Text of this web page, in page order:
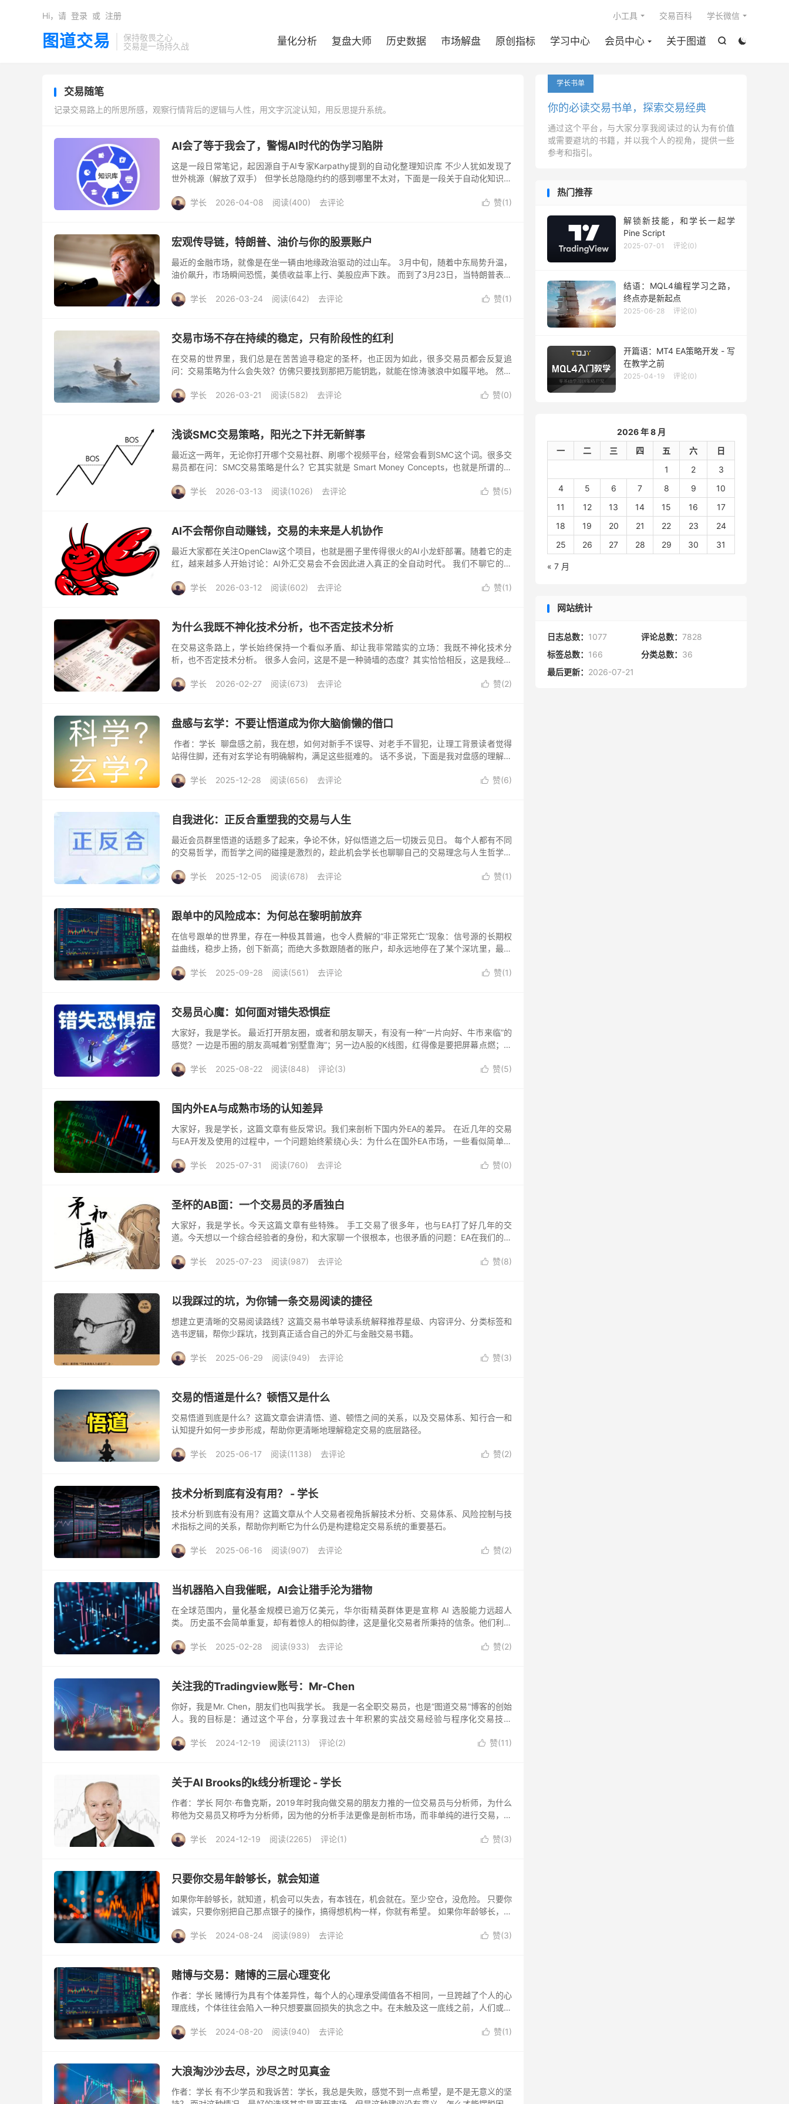
图道交易
保持敬畏之心
交易是一场持久战


量化分析 复盘大师 历史数据 市场解盘 原创指标 学习中心 会员中心 关于图道
小工具 交易百科 学长微信
Hi，请 登录 或 注册
交易随笔
记录交易路上的所思所感，观察行情背后的逻辑与人性，用文字沉淀认知，用反思提升系统。
AI会了等于我会了，警惕AI时代的伪学习陷阱
这是一段日常笔记，起因源自于AI专家Karpathy提到的自动化整理知识库 不少人犹如发现了
世外桃源（解放了双手） 但学长总隐隐约约的感到哪里不太对，下面是一段关于自动化知识库
 赞(1)
学长 2026-04-08 阅读(400) 去评论
宏观传导链，特朗普、油价与你的股票账户
最近的金融市场，就像是在坐一辆由地缘政治驱动的过山车。 3月中旬，随着中东局势升温，
油价飙升，市场瞬间恐慌，美债收益率上行、美股应声下跌。 而到了3月23日，当特朗普表示
 赞(1)
学长 2026-03-24 阅读(642) 去评论
交易市场不存在持续的稳定，只有阶段性的红利
在交易的世界里，我们总是在苦苦追寻稳定的圣杯，也正因为如此，很多交易员都会反复追
问：交易策略为什么会失效？仿佛只要找到那把万能钥匙，就能在惊涛骇浪中如履平地。 然而
 赞(0)
学长 2026-03-21 阅读(582) 去评论
浅谈SMC交易策略，阳光之下并无新鲜事
最近这一两年，无论你打开哪个交易社群、刷哪个视频平台，经常会看到SMC这个词。很多交
易员都在问：SMC交易策略是什么？它其实就是 Smart Money Concepts，也就是所谓的聪
 赞(5)
学长 2026-03-13 阅读(1026) 去评论
AI不会帮你自动赚钱，交易的未来是人机协作
最近大家都在关注OpenClaw这个项目，也就是圈子里传得很火的AI小龙虾部署。随着它的走
红，越来越多人开始讨论：AI外汇交易会不会因此进入真正的全自动时代。 我们不聊它的起
 赞(1)
学长 2026-03-12 阅读(602) 去评论
为什么我既不神化技术分析，也不否定技术分析
在交易这条路上，学长始终保持一个看似矛盾、却让我非常踏实的立场：我既不神化技术分
析，也不否定技术分析。 很多人会问，这是不是一种骑墙的态度？其实恰恰相反，这是我经过
 赞(2)
学长 2026-02-27 阅读(673) 去评论
盘感与玄学：不要让悟道成为你大脑偷懒的借口
作者：学长 聊盘感之前，我在想，如何对新手不误导、对老手不冒犯，让理工背景读者觉得
站得住脚，还有对玄学论有明确解构，满足这些挺难的。 话不多说，下面是我对盘感的理解，
 赞(6)
学长 2025-12-28 阅读(656) 去评论
自我进化：正反合重塑我的交易与人生
最近会员群里悟道的话题多了起来，争论不休，好似悟道之后一切拨云见日。 每个人都有不同
的交易哲学，而哲学之间的碰撞是激烈的，趁此机会学长也聊聊自己的交易理念与人生哲学。
 赞(1)
学长 2025-12-05 阅读(678) 去评论
跟单中的风险成本：为何总在黎明前放弃
在信号跟单的世界里，存在一种极其普遍，也令人费解的“非正常死亡”现象：信号源的长期权
益曲线，稳步上扬，创下新高；而绝大多数跟随者的账户，却永远地停在了某个深坑里，最终
 赞(1)
学长 2025-09-28 阅读(561) 去评论
交易员心魔：如何面对错失恐惧症
大家好，我是学长。 最近打开朋友圈，或者和朋友聊天，有没有一种“一片向好、牛市来临”的
感觉？一边是币圈的朋友高喊着“别墅靠海”；另一边A股的K线图，红得像是要把屏幕点燃；大
 赞(5)
学长 2025-08-22 阅读(848) 评论(3)
国内外EA与成熟市场的认知差异
大家好，我是学长，这篇文章有些反常识。我们来剖析下国内外EA的差异。 在近几年的交易
与EA开发及使用的过程中，一个问题始终萦绕心头：为什么在国外EA市场，一些看似简单的
 赞(0)
学长 2025-07-31 阅读(760) 去评论
圣杯的AB面：一个交易员的矛盾独白
大家好，我是学长。今天这篇文章有些特殊。 手工交易了很多年，也与EA打了好几年的交
道。今天想以一个综合经验者的身份，和大家聊一个很根本，也很矛盾的问题：EA在我们的交
 赞(8)
学长 2025-07-23 阅读(987) 去评论
以我踩过的坑，为你铺一条交易阅读的捷径
想建立更清晰的交易阅读路线？这篇交易书单导读系统解释推荐星级、内容评分、分类标签和
选书逻辑，帮你少踩坑，找到真正适合自己的外汇与金融交易书籍。
 赞(3)
学长 2025-06-29 阅读(949) 去评论
交易的悟道是什么？顿悟又是什么
交易悟道到底是什么？这篇文章会讲清悟、道、顿悟之间的关系，以及交易体系、知行合一和
认知提升如何一步步形成，帮助你更清晰地理解稳定交易的底层路径。
 赞(2)
学长 2025-06-17 阅读(1138) 去评论
技术分析到底有没有用？ - 学长
技术分析到底有没有用？这篇文章从个人交易者视角拆解技术分析、交易体系、风险控制与技
术指标之间的关系，帮助你判断它为什么仍是构建稳定交易系统的重要基石。
 赞(2)
学长 2025-06-16 阅读(907) 去评论
当机器陷入自我催眠，AI会让猎手沦为猎物
在全球范围内，量化基金规模已逾万亿美元，华尔街精英群体更是宣称 AI 选股能力远超人
类。 历史虽不会简单重复，却有着惊人的相似韵律，这是量化交易者所秉持的信条。他们利用
 赞(2)
学长 2025-02-28 阅读(933) 去评论
关注我的Tradingview账号：Mr-Chen
你好，我是Mr. Chen，朋友们也叫我学长。 我是一名全职交易员，也是“图道交易”博客的创始
人。我的目标是：通过这个平台，分享我过去十年积累的实战交易经验与程序化交易技术
 赞(11)
学长 2024-12-19 阅读(2113) 评论(2)
关于Al Brooks的k线分析理论 - 学长
作者：学长 阿尔·布鲁克斯，2019年时我向做交易的朋友力推的一位交易员与分析师，为什么
称他为交易员又称呼为分析师，因为他的分析手法更像是剖析市场，而非单纯的进行交易，甚
 赞(3)
学长 2024-12-19 阅读(2265) 评论(1)
只要你交易年龄够长，就会知道
如果你年龄够长，就知道，机会可以失去，有本钱在，机会就在。至少空仓，没危险。 只要你
诚实，只要你别把自己那点银子的操作，搞得想机构一样，你就有希望。 如果你年龄够长，你
 赞(3)
学长 2024-08-24 阅读(989) 去评论
赌博与交易：赌博的三层心理变化
作者：学长 赌博行为具有个体差异性，每个人的心理承受阈值各不相同，一旦跨越了个人的心
理底线，个体往往会陷入一种只想要赢回损失的执念之中。在未触及这一底线之前，人们或许
 赞(1)
学长 2024-08-20 阅读(940) 去评论
大浪淘沙沙去尽，沙尽之时见真金
作者：学长 有不少学员和我诉苦：学长，我总是失败，感觉不到一点希望，是不是无意义的坚
学长书单
你的必读交易书单，探索交易经典
通过这个平台，与大家分享我阅读过的认为有价值
或需要避坑的书籍，并以我个人的视角，提供一些
参考和指引。
热门推荐
解锁新技能，和学长一起学
Pine Script
2025-07-01 评论(0)
结语：MQL4编程学习之路，
终点亦是新起点
2025-06-28 评论(0)
开篇语：MT4 EA策略开发 - 写
在教学之前
2025-04-19 评论(0)
2026 年 8 月
一
二 三 四 五 六
日
1
2
3
4
5 6 7 8 9
10
11
12 13 14 15 16
17
18
19 20 21 22 23
24
25
26 27 28 29 30 31
« 7 月
网站统计
日志总数： 1077 评论总数： 7828
标签总数： 166 分类总数： 36
最后更新： 2026-07-21